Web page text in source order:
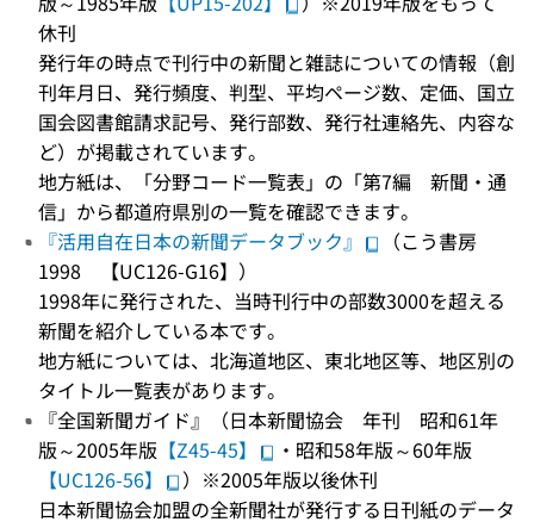
休刊
発行年の時点で刊行中の新聞と雑誌についての情報（創
刊年月日、発行頻度、判型、平均ページ数、定価、国立
国会図書館請求記号、発行部数、発行社連絡先、内容な
ど）が掲載されています。
地方紙は、「分野コード一覧表」の「第7編 新聞・通
信」から都道府県別の一覧を確認できます。
『活用自在日本の新聞データブック』
（こう書房
1998 【UC126-G16】）
1998年に発行された、当時刊行中の部数3000を超える
新聞を紹介している本です。
地方紙については、北海道地区、東北地区等、地区別の
タイトル一覧表があります。
『全国新聞ガイド』（日本新聞協会 年刊 昭和61年
版～2005年版 【Z45-45】
・昭和58年版～60年版
【UC126-56】
）※2005年版以後休刊
日本新聞協会加盟の全新聞社が発行する日刊紙のデータ